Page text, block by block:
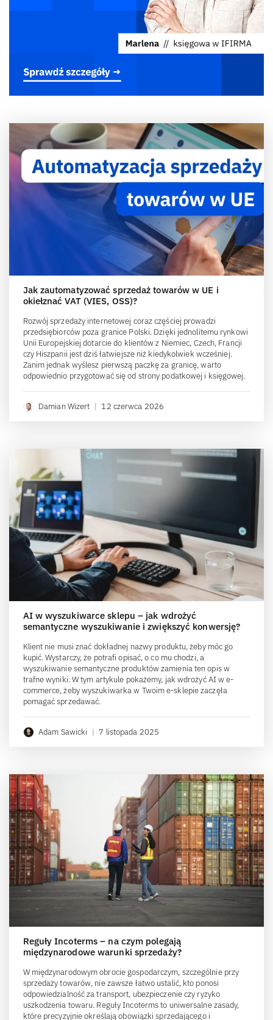
Jak zautomatyzować sprzedaż towarów w UE i
okiełznać VAT (VIES, OSS)?
Rozwój sprzedaży internetowej coraz częściej prowadzi
przedsiębiorców poza granice Polski. Dzięki jednolitemu rynkowi
Unii Europejskiej dotarcie do klientów z Niemiec, Czech, Francji
czy Hiszpanii jest dziś łatwiejsze niż kiedykolwiek wcześniej.
Zanim jednak wyślesz pierwszą paczkę za granicę, warto
odpowiednio przygotować się od strony podatkowej i księgowej.
Damian Wizert | 12 czerwca 2026
AI w wyszukiwarce sklepu – jak wdrożyć
semantyczne wyszukiwanie i zwiększyć konwersję?
Klient nie musi znać dokładnej nazwy produktu, żeby móc go
kupić. Wystarczy, że potrafi opisać, o co mu chodzi, a
wyszukiwanie semantyczne produktów zamienia ten opis w
trafne wyniki. W tym artykule pokażemy, jak wdrożyć AI w e-
commerce, żeby wyszukiwarka w Twoim e-sklepie zaczęła
pomagać sprzedawać.
Adam Sawicki | 7 listopada 2025
Reguły Incoterms – na czym polegają
międzynarodowe warunki sprzedaży?
W międzynarodowym obrocie gospodarczym, szczególnie przy
sprzedaży towarów, nie zawsze łatwo ustalić, kto ponosi
odpowiedzialność za transport, ubezpieczenie czy ryzyko
uszkodzenia towaru. Reguły Incoterms to uniwersalne zasady,
które precyzyjnie określają obowiązki sprzedającego i